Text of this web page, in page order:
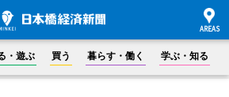
・遊ぶ 買う 暮らす・働く 学ぶ・知る